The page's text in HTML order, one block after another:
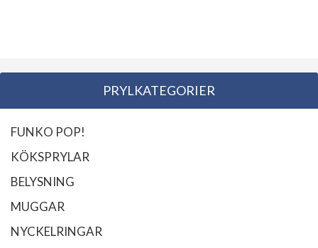
PRYLKATEGORIER
FUNKO POP!
KÖKSPRYLAR
BELYSNING
MUGGAR
NYCKELRINGAR